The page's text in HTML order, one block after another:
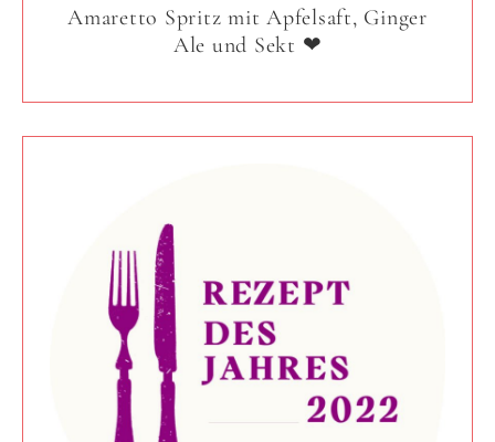
Amaretto Spritz mit Apfelsaft, Ginger
Ale und Sekt ❤